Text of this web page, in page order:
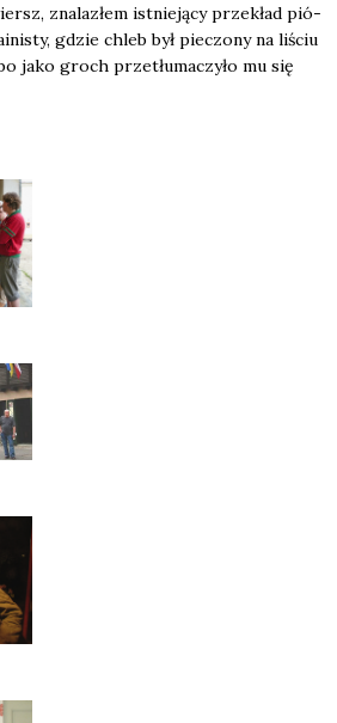
zna­la­złem ist­nie­ją­cy prze­kład pió­
gdzie chleb był pie­czo­ny na liściu
jako groch prze­tłu­ma­czy­ło mu się